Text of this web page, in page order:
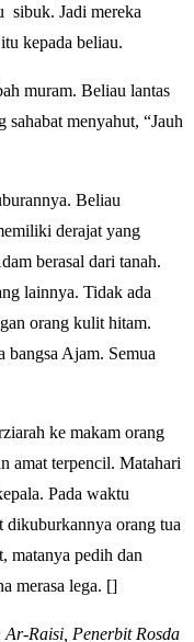
sibuk. Jadi mereka
kepada beliau.
muram. Beliau lantas
menyahut, “Jauh
Beliau
derajat yang
berasal dari tanah.
lainnya. Tidak ada
orang kulit hitam.
bangsa Ajam. Semua
ke makam orang
amat terpencil. Matahari
Pada waktu
orang tua
matanya pedih dan
merasa lega. []
Raisi, Penerbit Rosda